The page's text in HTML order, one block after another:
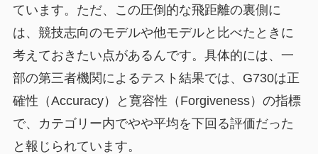
ています。ただ、この圧倒的な飛距離の裏側に
は、競技志向のモデルや他モデルと比べたときに
考えておきたい点があるんです。具体的には、一
部の第三者機関によるテスト結果では、G730は正
確性（Accuracy）と寛容性（Forgiveness）の指標
で、カテゴリー内でやや平均を下回る評価だった
と報じられています。